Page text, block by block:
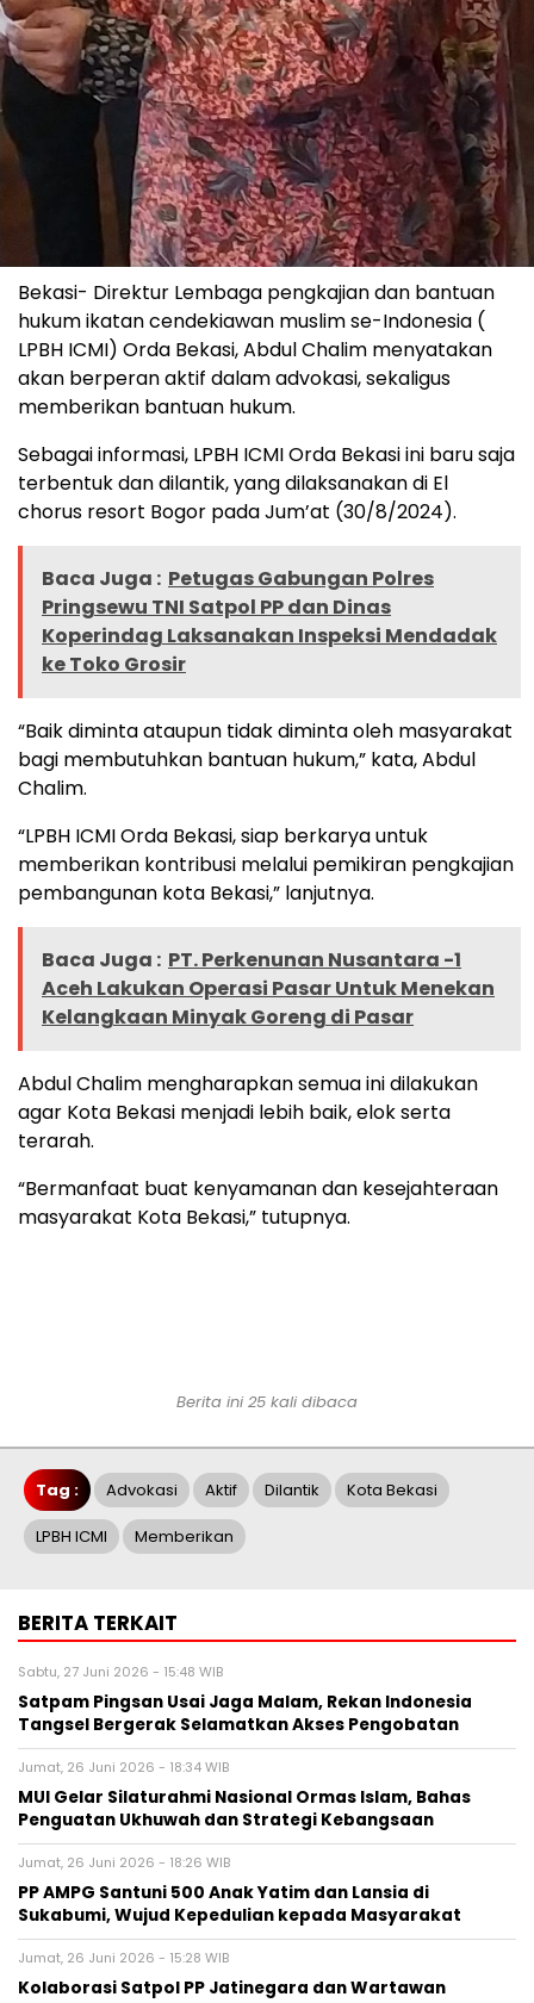
Bekasi- Direktur Lembaga pengkajian dan bantuan
hukum ikatan cendekiawan muslim se-Indonesia (
LPBH ICMI) Orda Bekasi, Abdul Chalim menyatakan
akan berperan aktif dalam advokasi, sekaligus
memberikan bantuan hukum.
Sebagai informasi, LPBH ICMI Orda Bekasi ini baru saja
terbentuk dan dilantik, yang dilaksanakan di El
chorus resort Bogor pada Jum’at (30/8/2024).
Baca Juga : Petugas Gabungan Polres
Pringsewu TNI Satpol PP dan Dinas
Koperindag Laksanakan Inspeksi Mendadak
ke Toko Grosir
“Baik diminta ataupun tidak diminta oleh masyarakat
bagi membutuhkan bantuan hukum,” kata, Abdul
Chalim.
“LPBH ICMI Orda Bekasi, siap berkarya untuk
memberikan kontribusi melalui pemikiran pengkajian
pembangunan kota Bekasi,” lanjutnya.
Baca Juga : PT. Perkenunan Nusantara -1
Aceh Lakukan Operasi Pasar Untuk Menekan
Kelangkaan Minyak Goreng di Pasar
Abdul Chalim mengharapkan semua ini dilakukan
agar Kota Bekasi menjadi lebih baik, elok serta
terarah.
“Bermanfaat buat kenyamanan dan kesejahteraan
masyarakat Kota Bekasi,” tutupnya.
Berita ini 25 kali dibaca
Tag : Advokasi Aktif Dilantik Kota Bekasi
LPBH ICMI Memberikan
BERITA TERKAIT
Sabtu, 27 Juni 2026 - 15:48 WIB
Satpam Pingsan Usai Jaga Malam, Rekan Indonesia
Tangsel Bergerak Selamatkan Akses Pengobatan
Jumat, 26 Juni 2026 - 18:34 WIB
MUI Gelar Silaturahmi Nasional Ormas Islam, Bahas
Penguatan Ukhuwah dan Strategi Kebangsaan
Jumat, 26 Juni 2026 - 18:26 WIB
PP AMPG Santuni 500 Anak Yatim dan Lansia di
Sukabumi, Wujud Kepedulian kepada Masyarakat
Jumat, 26 Juni 2026 - 15:28 WIB
Kolaborasi Satpol PP Jatinegara dan Wartawan